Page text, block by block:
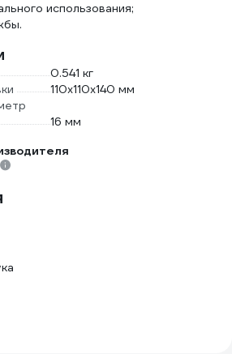
использования;
0.541 кг
110х110х140 мм
16 мм